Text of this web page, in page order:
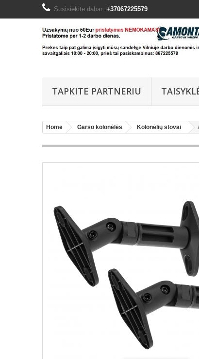
Susisiekite dabar: +37067225579
TAPKITE PARTNERIU
Home Garso kolonėlės Kolonėlių stovai